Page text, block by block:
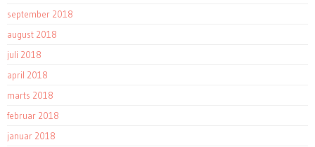
september 2018
august 2018
juli 2018
april 2018
marts 2018
februar 2018
januar 2018